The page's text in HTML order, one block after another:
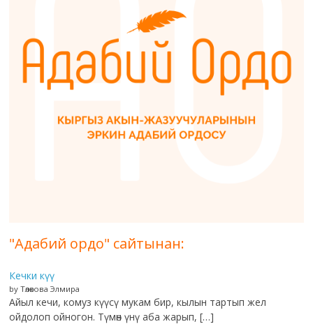
"Адабий ордо" сайтынан:
Кечки күү
by Төлөкова Элмира
Айыл кечи, комуз күүсү мукам бир, кылын тартып жел
ойдолоп ойногон. Түмөн үнү аба жарып, […]